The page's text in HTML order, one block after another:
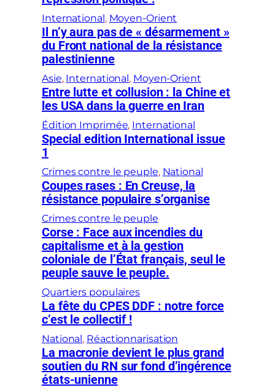
International , Moyen-Orient
Il n’y aura pas de « désarmement »
du Front national de la résistance
palestinienne
Asie, International , Moyen-Orient
Entre lutte et collusion : la Chine et
les USA dans la guerre en Iran
Édition Imprimée, International
Special edition International issue
1
Crimes contre le peuple, National
Coupes rases : En Creuse, la
résistance populaire s’organise
Crimes contre le peuple
Corse : Face aux incendies du
capitalisme et à la gestion
coloniale de l’État français, seul le
peuple sauve le peuple.
Quartiers populaires
La fête du CPES DDF : notre force
c’est le collectif !
National , Réactionnarisation
La macronie devient le plus grand
soutien du RN sur fond d’ingérence
états-unienne